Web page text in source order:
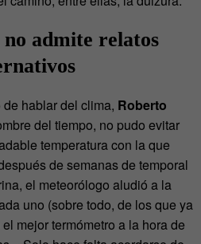
admite relatos
hablar del clima, Roberto
del tiempo, no pudo evitar
temperatura con la que
de semanas de temporal
el meteorólogo aludió a la
uno (sobre todo, de los que ya
mejor termómetro a la hora de